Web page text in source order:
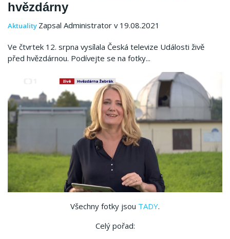
hvězdárny
Aktuality Zapsal Administrator v 19.08.2021
Ve čtvrtek 12. srpna vysílala Česká televize Události živě
před hvězdárnou. Podívejte se na fotky...
Všechny fotky jsou TADY.
Celý pořad: